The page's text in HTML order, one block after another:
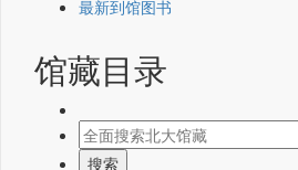
最新到馆图书
馆藏目录